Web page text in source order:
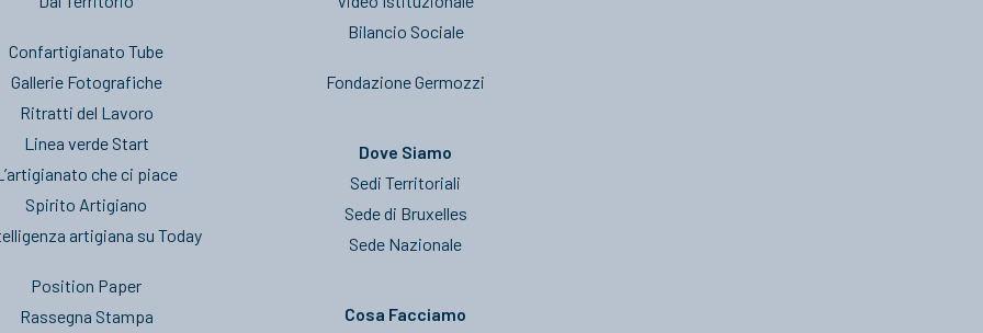
Confartigianato Tube
Gallerie Fotografiche
Ritratti del Lavoro
Linea verde Start
che ci piace
Spirito Artigiano
artigiana su Today
Position Paper
Rassegna Stampa
Bilancio Sociale
Fondazione Germozzi
Dove Siamo
Sedi Territoriali
Sede di Bruxelles
Sede Nazionale
Cosa Facciamo